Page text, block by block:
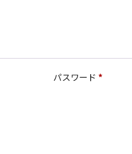
パスワード *